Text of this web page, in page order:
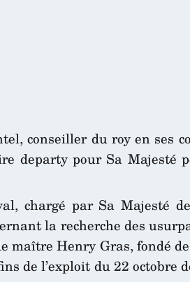
conseiller du roy en ses
departy pour Sa Majesté
chargé par Sa Majesté
la recherche des
maître Henry Gras, fondé
de l’exploit du 22 octobre